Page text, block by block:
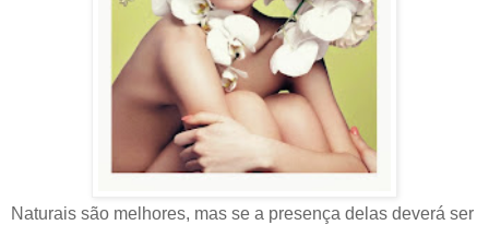
Naturais são melhores, mas se a presença delas deverá ser